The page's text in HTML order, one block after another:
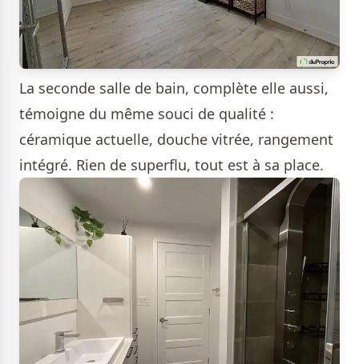
La seconde salle de bain, complète elle aussi,
témoigne du même souci de qualité :
céramique actuelle, douche vitrée, rangement
intégré. Rien de superflu, tout est à sa place.